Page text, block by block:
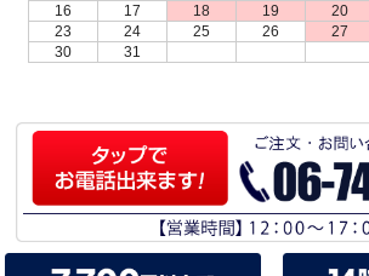
16
17 18 19 20
23
24 25 26 27
30
31